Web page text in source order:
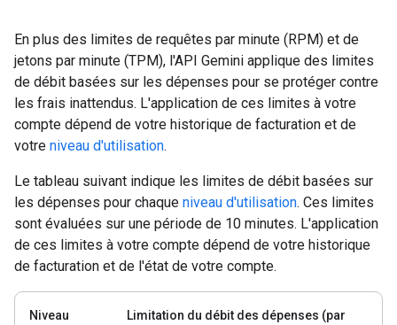
En plus des limites de requêtes par minute (RPM) et de
jetons par minute (TPM), l'API Gemini applique des limites
de débit basées sur les dépenses pour se protéger contre
les frais inattendus. L'application de ces limites à votre
compte dépend de votre historique de facturation et de
votre niveau d'utilisation.
Le tableau suivant indique les limites de débit basées sur
les dépenses pour chaque niveau d'utilisation. Ces limites
sont évaluées sur une période de 10 minutes. L'application
de ces limites à votre compte dépend de votre historique
de facturation et de l'état de votre compte.
Niveau
Limitation du débit des dépenses (par